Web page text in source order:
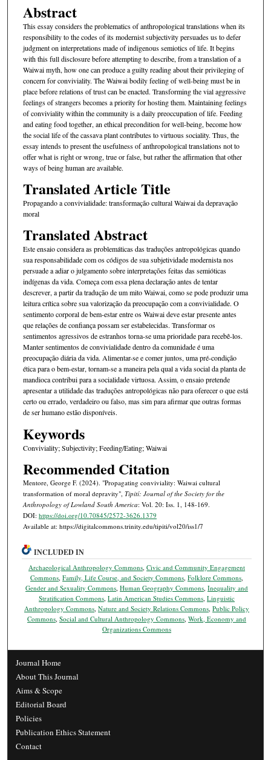
Abstract
This essay considers the problematics of anthropological translations when its
responsibility to the codes of its modernist subjectivity persuades us to defer
judgment on interpretations made of indigenous semiotics of life. It begins
with this full disclosure before attempting to describe, from a translation of a
Waiwai myth, how one can produce a guilty reading about their privileging of
concern for conviviality. The Waiwai bodily feeling of well-being must be in
place before relations of trust can be enacted. Transforming the vial aggressive
feelings of strangers becomes a priority for hosting them. Maintaining feelings
of conviviality within the community is a daily preoccupation of life. Feeding
and eating food together, an ethical precondition for well-being, become how
the social life of the cassava plant contributes to virtuous sociality. Thus, the
essay intends to present the usefulness of anthropological translations not to
offer what is right or wrong, true or false, but rather the affirmation that other
ways of being human are available.
Translated Article Title
Propagando a convivialidade: transformação cultural Waiwai da depravação
moral
Translated Abstract
Este ensaio considera as problemáticas das traduções antropológicas quando
sua responsabilidade com os códigos de sua subjetividade modernista nos
persuade a adiar o julgamento sobre interpretações feitas das semióticas
indígenas da vida. Começa com essa plena declaração antes de tentar
descrever, a partir da tradução de um mito Waiwai, como se pode produzir uma
leitura crítica sobre sua valorização da preocupação com a convivialidade. O
sentimento corporal de bem-estar entre os Waiwai deve estar presente antes
que relações de confiança possam ser estabelecidas. Transformar os
sentimentos agressivos de estranhos torna-se uma prioridade para recebê-los.
Manter sentimentos de convivialidade dentro da comunidade é uma
preocupação diária da vida. Alimentar-se e comer juntos, uma pré-condição
ética para o bem-estar, tornam-se a maneira pela qual a vida social da planta de
mandioca contribui para a socialidade virtuosa. Assim, o ensaio pretende
apresentar a utilidade das traduções antropológicas não para oferecer o que está
certo ou errado, verdadeiro ou falso, mas sim para afirmar que outras formas
de ser humano estão disponíveis.
Keywords
Conviviality; Subjectivity; Feeding/Eating; Waiwai
Recommended Citation
Mentore, George F. (2024). "Propagating conviviality: Waiwai cultural
transformation of moral depravity", Tipití: Journal of the Society for the
Anthropology of Lowland South America: Vol. 20: Iss. 1, 148-169.
DOI: https://doi.org/10.70845/2572-3626.1379
Available at: https://digitalcommons.trinity.edu/tipiti/vol20/iss1/7
INCLUDED IN
Archaeological Anthropology Commons,Civic and Community Engagement
Commons,Family, Life Course, and Society Commons,Folklore Commons,
Gender and Sexuality Commons,Human Geography Commons,Inequality and
Stratification Commons,Latin American Studies Commons,Linguistic
Anthropology Commons,Nature and Society Relations Commons,Public Policy
Commons,Social and Cultural Anthropology Commons,Work, Economy and
Organizations Commons
Journal Home
About This Journal
Aims & Scope
Editorial Board
Policies
Publication Ethics Statement
Contact